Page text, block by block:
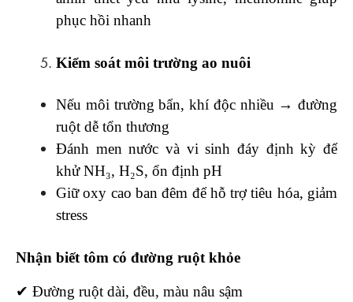
phục hồi nhanh
Kiểm soát môi trường ao nuôi
Nếu môi trường bẩn, khí độc nhiều → đường
ruột dễ tổn thương
Đánh men nước và vi sinh đáy định kỳ để
khử NH₃, H₂S, ổn định pH
Giữ oxy cao ban đêm để hỗ trợ tiêu hóa, giảm
stress
Nhận biết tôm có đường ruột khỏe
✔ Đường ruột dài, đều, màu nâu sậm